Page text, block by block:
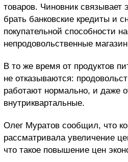
товаров. Чиновник связывает
брать банковские кредиты и
покупательной способности
непродовольственные
В то же время от продуктов
не отказываются:
работают нормально, и даже
внутриквартальные.
Олег Муратов сообщил, что
рассматривала увеличение
что такое повышение цен